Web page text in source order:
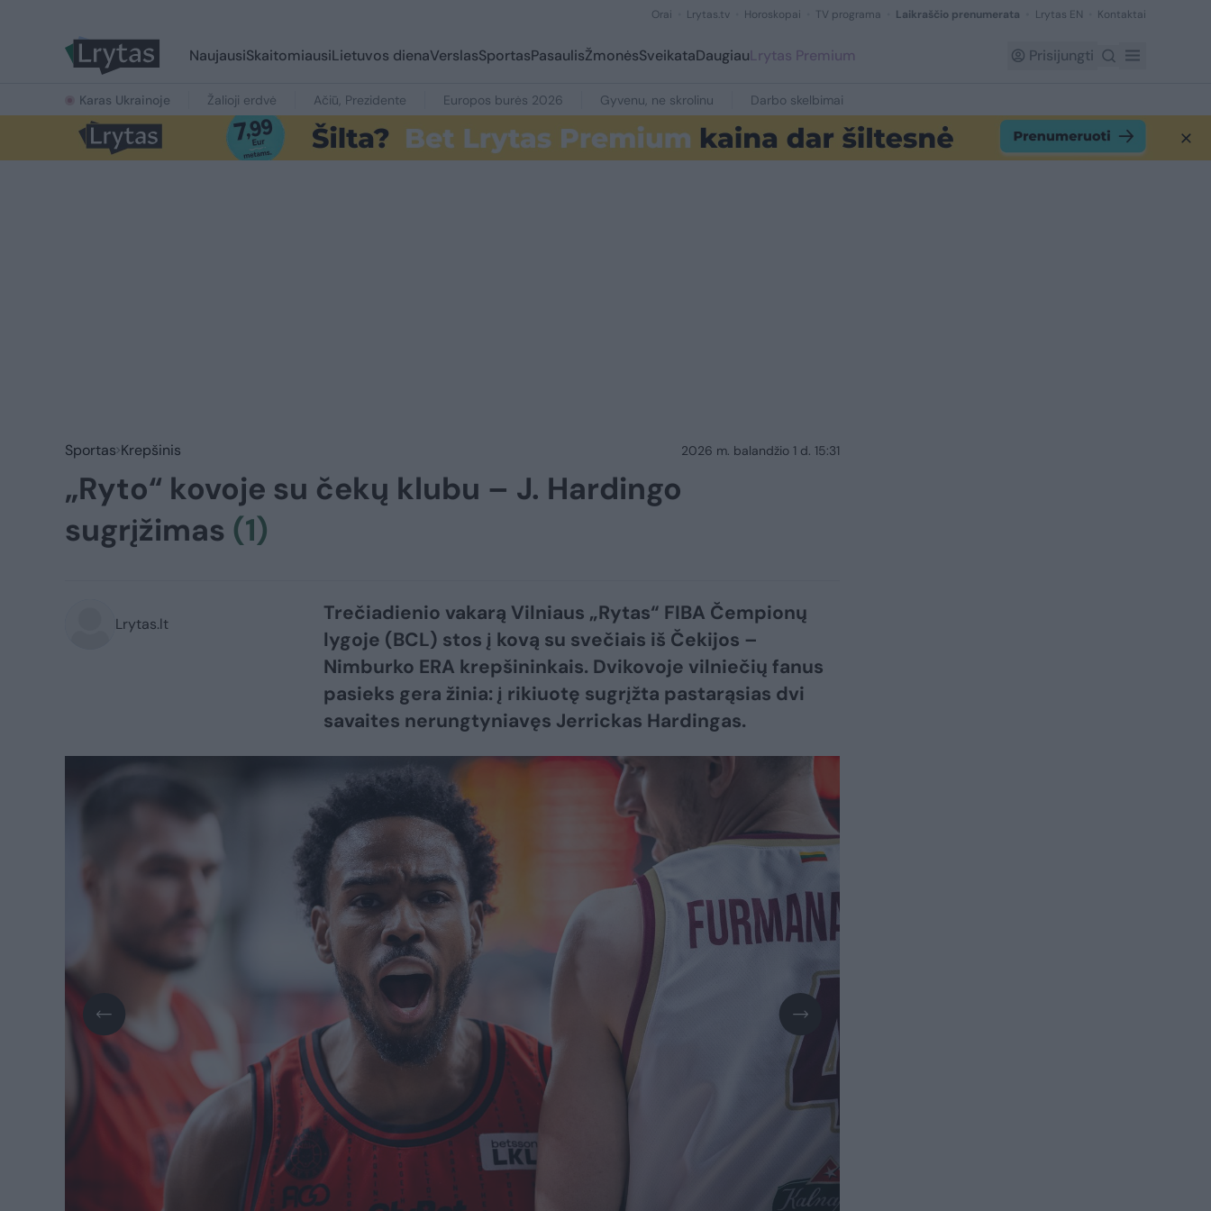
Orai Lrytas.tv Horoskopai TV programa Laikraščio prenumerata Lrytas EN Kontaktai
NaujausiSkaitomiausiLietuvos dienaVerslasSportasPasaulisŽmonėsSveikataDaugiauLrytas Premium Prisijungti
Karas Ukrainoje Žalioji erdvė Ačiū, Prezidente Europos burės 2026 Gyvenu, ne skrolinu Darbo skelbimai
Sportas Krepšinis 2026 m. balandžio 1 d. 15:31
„Ryto“ kovoje su čekų klubu – J. Hardingo
sugrįžimas (1)
Lrytas.lt
Trečiadienio vakarą Vilniaus „Rytas“ FIBA Čempionų
lygoje (BCL) stos į kovą su svečiais iš Čekijos –
Nimburko ERA krepšininkais. Dvikovoje vilniečių fanus
pasieks gera žinia: į rikiuotę sugrįžta pastarąsias dvi
savaites nerungtyniavęs Jerrickas Hardingas.